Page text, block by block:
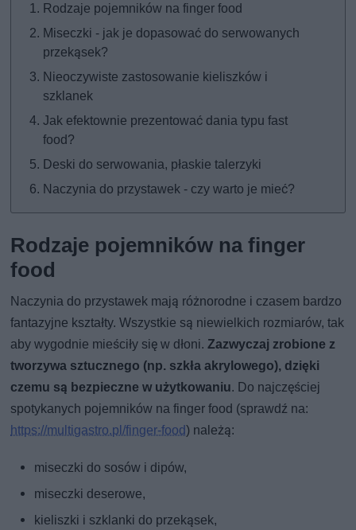
Rodzaje pojemników na finger food
Miseczki - jak je dopasować do serwowanych
przekąsek?
Nieoczywiste zastosowanie kieliszków i
szklanek
Jak efektownie prezentować dania typu fast
food?
Deski do serwowania, płaskie talerzyki
Naczynia do przystawek - czy warto je mieć?
Rodzaje pojemników na finger
food
Naczynia do przystawek mają różnorodne i czasem bardzo
fantazyjne kształty. Wszystkie są niewielkich rozmiarów, tak
aby wygodnie mieściły się w dłoni.Zazwyczaj zrobione z
tworzywa sztucznego (np. szkła akrylowego), dzięki
czemu są bezpieczne w użytkowaniu. Do najczęściej
spotykanych pojemników na finger food (sprawdź na:
https://multigastro.pl/finger-food) należą:
miseczki do sosów i dipów,
miseczki deserowe,
kieliszki i szklanki do przekąsek,